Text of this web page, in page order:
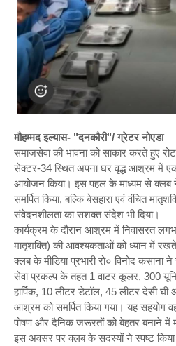
मौहम्मद इल्यास- "दनकौरी"/ ग्रेटर नोएडा
समाजसेवा की भावना को साकार करते हुए
सेक्टर-34 स्थित अपना घर वृद्ध आश्रम में एक
आयोजन किया। इस पहल के माध्यम से
समर्पित किया, बल्कि बेसहारा एवं वंचित
संवेदनशीलता का सशक्त संदेश भी दिया।
कार्यक्रम के दौरान आश्रम में निवासरत
मातृशक्ति) की आवश्यकताओं को ध्यान में
क्लब के मीडिया प्रभारी रो० विनोद कसाना
सेवा प्रकल्प के तहत 1 वाटर कूलर, 300
हार्पिक, 10 लीटर डेटॉल, 45 लीटर देसी
आश्रम को समर्पित किया गया। यह सहयोग
पोषण और दैनिक जरूरतों को बेहतर बनाने में
इस अवसर पर क्लब के सदस्यों ने स्पष्ट